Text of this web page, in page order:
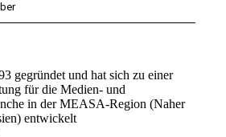
gegründet und hat sich zu einer
für die Medien- und
in der MEASA-Region (Naher
entwickelt